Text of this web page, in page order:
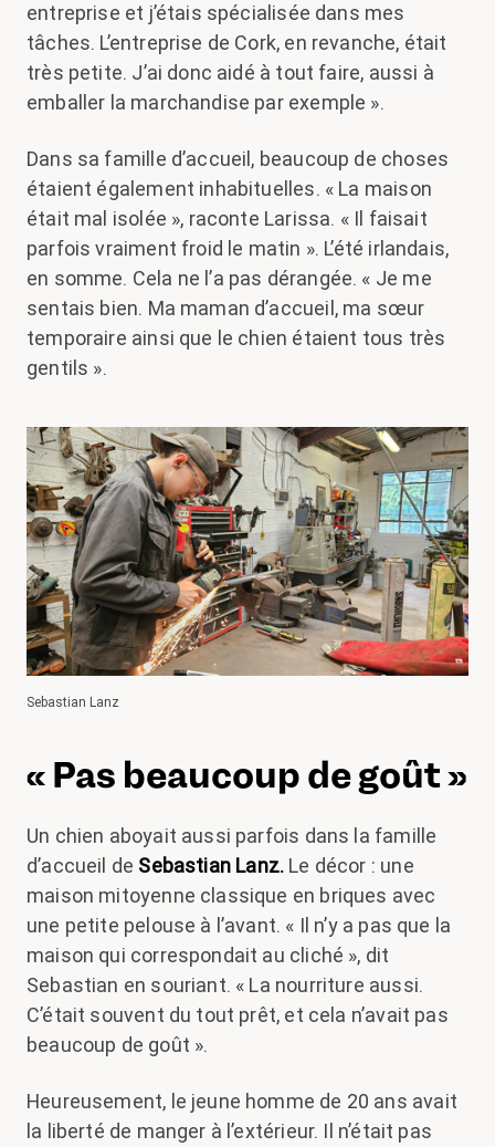
entreprise et j’étais spécialisée dans mes
tâches. L’entreprise de Cork, en revanche, était
très petite. J’ai donc aidé à tout faire, aussi à
emballer la marchandise par exemple ».
Dans sa famille d’accueil, beaucoup de choses
étaient également inhabituelles. « La maison
était mal isolée », raconte Larissa. « Il faisait
parfois vraiment froid le matin ». L’été irlandais,
en somme. Cela ne l’a pas dérangée. « Je me
sentais bien. Ma maman d’accueil, ma sœur
temporaire ainsi que le chien étaient tous très
gentils ».
Sebastian Lanz
« Pas beaucoup de goût »
Un chien aboyait aussi parfois dans la famille
d’accueil de Sebastian Lanz. Le décor : une
maison mitoyenne classique en briques avec
une petite pelouse à l’avant. « Il n’y a pas que la
maison qui correspondait au cliché », dit
Sebastian en souriant. « La nourriture aussi.
C’était souvent du tout prêt, et cela n’avait pas
beaucoup de goût ».
Heureusement, le jeune homme de 20 ans avait
la liberté de manger à l’extérieur. Il n’était pas